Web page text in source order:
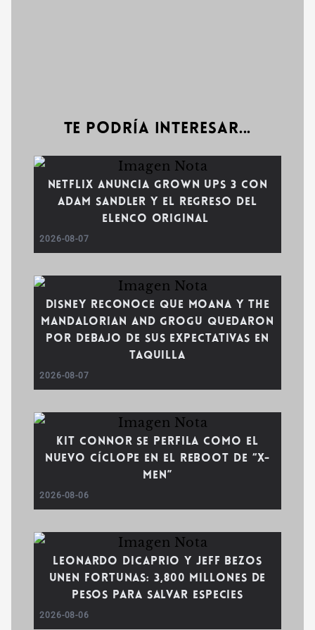
Te podría interesar...
Netflix anuncia Grown Ups 3 con
Adam Sandler y el regreso del
elenco original
2026-08-07
Disney reconoce que Moana y The
Mandalorian and Grogu quedaron
por debajo de sus expectativas en
taquilla
2026-08-07
Kit Connor se perfila como el
nuevo Cíclope en el reboot de “X-
Men”
2026-08-06
Leonardo DiCaprio y Jeff Bezos
unen fortunas: 3,800 millones de
pesos para salvar especies
2026-08-06